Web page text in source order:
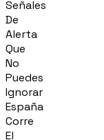
Señales
De
Alerta
Que
No
Puedes
Ignorar
España
Corre
El